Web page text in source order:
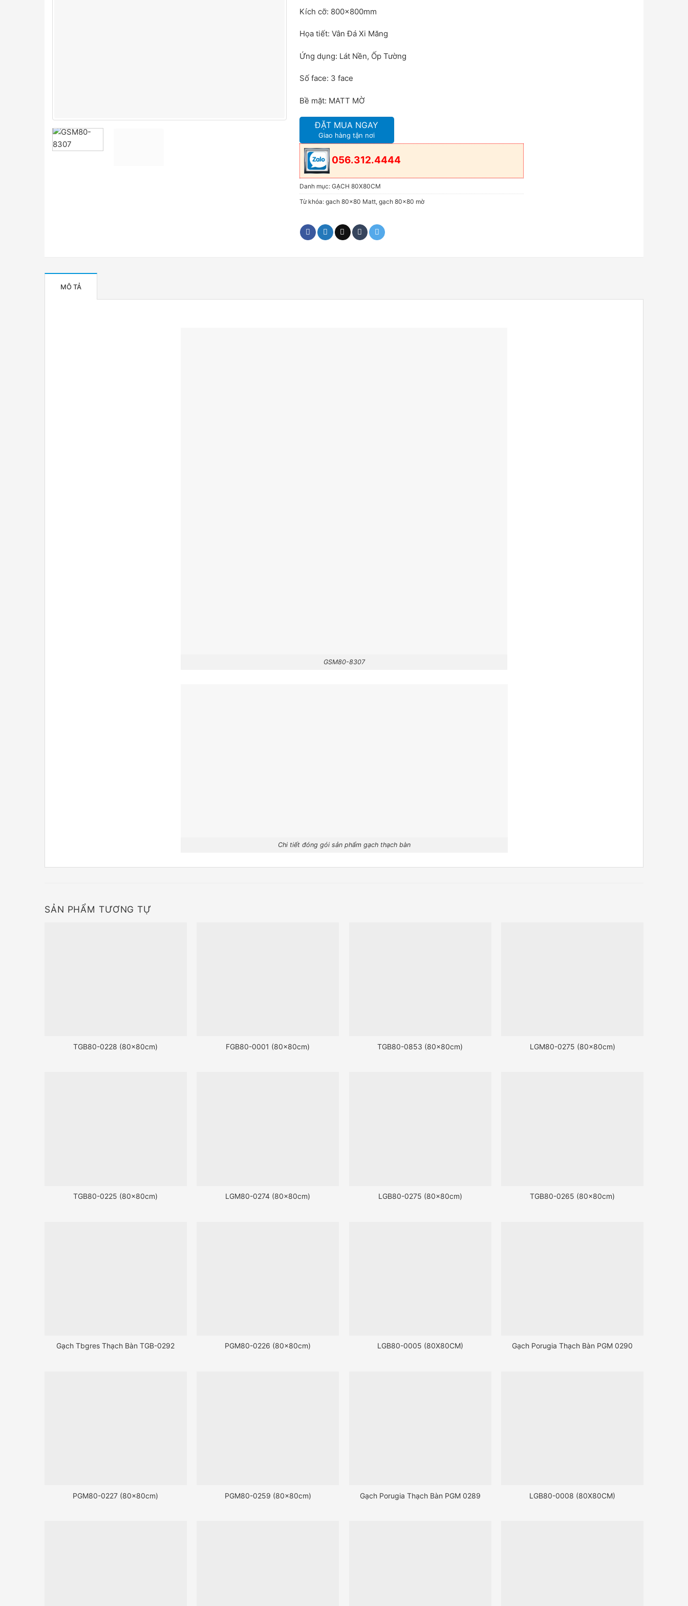
Kích cỡ: 800x800mm
Họa tiết: Vân Đá Xi Măng
Ứng dụng: Lát Nền, Ốp Tường
Số face: 3 face
Bề mặt: MATT MỜ
ĐẶT MUA NGAY
Giao hàng tận nơi
056.312.4444
Danh mục: GẠCH 80X80CM
Từ khóa: gach 80x80 Matt, gạch 80x80 mờ
MÔ TẢ
GSM80-8307
Chi tiết đóng gói sản phẩm gạch thạch bàn
SẢN PHẨM TƯƠNG TỰ
TGB80-0228 (80x80cm) FGB80-0001 (80x80cm) TGB80-0853 (80x80cm) LGM80-0275 (80x80cm)
TGB80-0225 (80x80cm) LGM80-0274 (80x80cm) LGB80-0275 (80x80cm) TGB80-0265 (80x80cm)
Gạch Tbgres Thạch Bàn TGB-0292 PGM80-0226 (80x80cm) LGB80-0005 (80X80CM) Gạch Porugia Thạch Bàn PGM 0290
PGM80-0227 (80x80cm) PGM80-0259 (80x80cm) Gạch Porugia Thạch Bàn PGM 0289 LGB80-0008 (80X80CM)